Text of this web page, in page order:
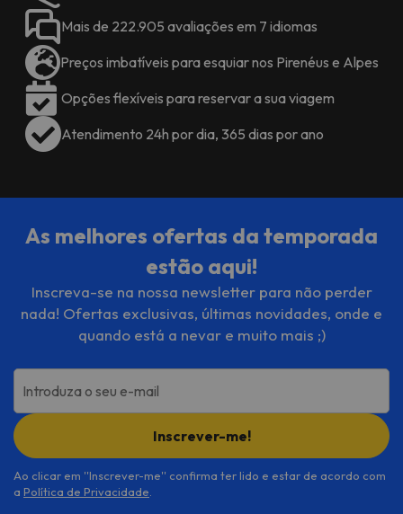
Mais de 222.905 avaliações em 7 idiomas
Preços imbatíveis para esquiar nos Pirenéus e Alpes
Opções flexíveis para reservar a sua viagem
Atendimento 24h por dia, 365 dias por ano
As melhores ofertas da temporada
estão aqui!
Inscreva-se na nossa newsletter para não perder
nada! Ofertas exclusivas, últimas novidades, onde e
quando está a nevar e muito mais ;)
Introduza o seu e-mail
Inscrever-me!
Ao clicar em ''Inscrever-me'' confirma ter lido e estar de acordo com
a Política de Privacidade